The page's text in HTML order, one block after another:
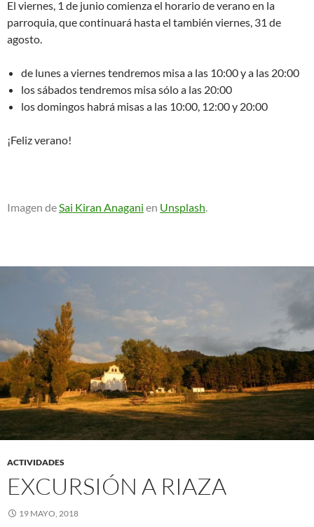
El viernes, 1 de junio comienza el horario de verano en la
parroquia, que continuará hasta el también viernes, 31 de
agosto.
de lunes a viernes tendremos misa a las 10:00 y a las 20:00
los sábados tendremos misa sólo a las 20:00
los domingos habrá misas a las 10:00, 12:00 y 20:00
¡Feliz verano!
Imagen deSai Kiran Anagani en Unsplash.
ACTIVIDADES
EXCURSIÓN A RIAZA
19 MAYO, 2018